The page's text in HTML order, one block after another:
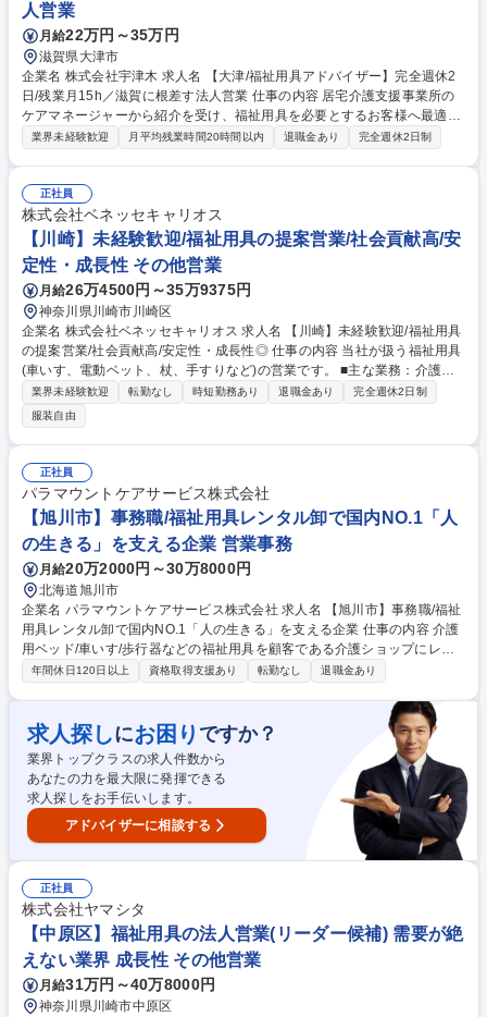
人営業
月給22万円～35万円
滋賀県大津市
企業名 株式会社宇津木 求人名 【大津/福祉用具アドバイザー】完全週休2
日/残業月15h／滋賀に根差す法人営業 仕事の内容 居宅介護支援事業所の
ケアマネージャーから紹介を受け、福祉用具を必要とするお客様へ最適な
用具を提案・納品するルート営業です。新規の飛び込み営業やテレアポは
いたお客様宅を訪問し、電動ベッド等の選定や機能説明、契約後の搬入・
搬出、アフターフォローまで一貫して担当します。個人の売上ノルマを追
うのではなく、事業所ごとの目標に向けてチームで連携して進めるスタイ
ルのため、顧客に寄り添った本質的な営業活動に注力できる環境です。 募
集職種 【大津/福祉用具アドバイザー】完全週休2日/残業月15h／滋賀に根
差す法人営業
業界未経験歓迎 月平均残業時間20時間以内 退職金あり 完全週休2日制
正社員
株式会社ベネッセキャリオス
【川崎】未経験歓迎/福祉用具の提案営業/社会貢献高/安
定性・成長性 その他営業
月給26万4500円～35万9375円
神奈川県川崎市川崎区
企業名 株式会社ベネッセキャリオス 求人名 【川崎】未経験歓迎/福祉用具
の提案営業/社会貢献高/安定性・成長性◎ 仕事の内容 当社が扱う福祉用具
(車いす、電動ベット、杖、手すりなど)の営業です。 ■主な業務：介護サ
ービスを利用者している方々の身体状況に最適な福祉 用具のレンタル・販
売のご提案を行っていただきます (例)〇〇さんが歩行が難しくなってしま
った→車いすやご自宅に手すりの設置をご提案、など ■飛込み営業はあり
ません。利用者様に必要な用具をカタログ等用いてバリアフリー工事のご
提案等行います ■地域に根差した介護事業所を定期訪問し、ケアマネジャ
ーの方と信頼関係構築し担当利用者様の拡大も狙っていきます ■利用者の
ご自宅を定期訪問し、快適にご自宅で過ごせているか不具合が無いか確認
を行います 募集職種 【川崎】未経験歓迎/福祉用具の提案営業/社会貢献高/
安定性・成長性◎
業界未経験歓迎 転勤なし 時短勤務あり 退職金あり
完全週休2日制
服装自由
正社員
パラマウントケアサービス株式会社
【旭川市】事務職/福祉用具レンタル卸で国内NO.1「人
の生きる」を支える企業 営業事務
月給20万2000円～30万8000円
北海道旭川市
企業名 パラマウントケアサービス株式会社 求人名 【旭川市】事務職/福祉
用具レンタル卸で国内NO.1「人の生きる」を支える企業 仕事の内容 介護
用ベッド/車いす/歩行器などの福祉用具を顧客である介護ショップにレン
タルする際の事務作業全般を中心に担当いただきます。営業のサポート業
る介護ショップとの電話や来客対応次第では、拠点の営業成績に貢献でき
る介在価値の高い仕事です。そのため、事務作業だけでなく、人と接する
ことで周りの人をサポート・業績に間接的に関与していけることがやりが
いです。ルーチンワークの中にも、自分だけの色を出していけるのが、こ
の仕事の面白みでもあります。 ※変更範囲：無し（ただし本人の希望があ
る場合かつ職種転換された場合は当社業務全般） 募集職種 【旭川市】事
務職/福祉用具レンタル卸で国内NO.1「人の生きる」を支える企業
年間休日120日以上 資格取得支援あり 転勤なし 退職金あり
求人探しにお困り ですか？
業界トップクラスの求人件数から
あなたの力を最大限に発揮できる
求人探しをお手伝いします。
アドバイザーに相談する
正社員
株式会社ヤマシタ
【中原区】福祉用具の法人営業(リーダー候補) 需要が絶
えない業界 成長性 その他営業
月給31万円～40万8000円
神奈川県川崎市中原区